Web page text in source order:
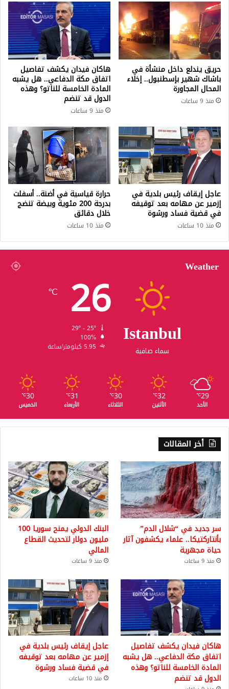
حريق يندلع داخل منشأة في
باشاك شهير بإسطنبول.. إخلاء
المحال المجاورة
منذ 9 ساعات
هاكان فيدان يكشف تفاصيل
اتفاق مكة الدفاعي.. هل يشبه
المادة الخامسة للناتو؟ وهذه
الدول قد تنضم
منذ 9 ساعات
عاجل إيقاف رئيس بلدية في
إزمير عن مهامه بعد توقيفه
في قضية فساد ورشوة
منذ 10 ساعات
حرارة قياسية في أضنة.. أسفلت
بدرجة 200 مئوية وبيضة تنضج
خلال دقائق
منذ 10 ساعات
Weather
Istanbul
سماء صافية
26
℃
100%
5.95 كيلومتر/ساعة
29
℃
الأحد
32
℃
الأثنين
30
℃
الثلاثاء
31
℃
الأربعاء
30
℃
الخميس
أخر المقالات
سر جديد في “شلال الدم”
بأنتاركتيكا.. علماء يكشفون آثار
حياة مجهرية
منذ 9 ساعات
البنك الدولي يمنح سوريا 100
مليون دولار لتحديث القطاع
المالي
منذ 9 ساعات
هاكان فيدان يكشف تفاصيل
اتفاق مكة الدفاعي.. هل يشبه
المادة الخامسة للناتو؟ وهذه
الدول قد تنضم
عاجل إيقاف رئيس بلدية في
إزمير عن مهامه بعد توقيفه
في قضية فساد ورشوة
منذ 10 ساعات